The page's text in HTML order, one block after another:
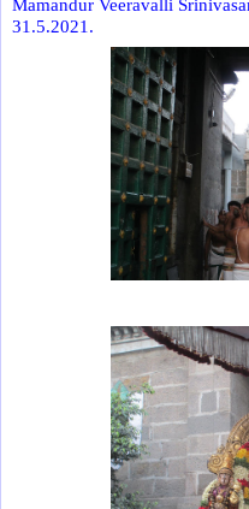
Mamandur Veeravalli
31.5.2021.